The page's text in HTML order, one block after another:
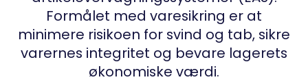
Formålet med varesikring er at
minimere risikoen for svind og tab, sikre
varernes integritet og bevare lagerets
økonomiske værdi.